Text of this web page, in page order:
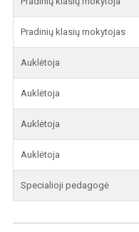
Pradinių klasių mokytojas
Auklėtoja
Auklėtoja
Auklėtoja
Auklėtoja
Specialioji pedagogė